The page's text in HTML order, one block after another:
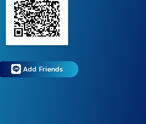
Add Friends